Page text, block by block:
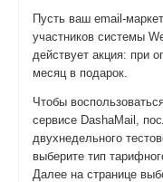
Пусть ваш email-
участников системы
действует акция: при
месяц в подарок.
Чтобы
сервисе DashaMail,
двухнедельного
выберите тип
Далее на странице